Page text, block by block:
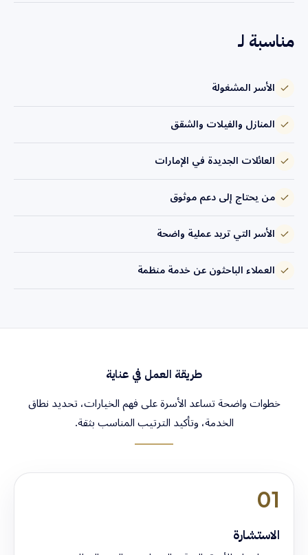
مناسبة لـ
الأسر المشغولة
المنازل والفيلات والشقق
العائلات الجديدة في الإمارات
من يحتاج إلى دعم موثوق
الأسر التي تريد عملية واضحة
العملاء الباحثون عن خدمة منظمة
طريقة العمل في عناية
خطوات واضحة تساعد الأسرة على فهم الخيارات، تحديد نطاق
الخدمة، وتأكيد الترتيب المناسب بثقة.
01
الاستشارة